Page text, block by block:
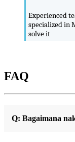
Experienced
specialized in
solve it
FAQ
Q: Bagaimana